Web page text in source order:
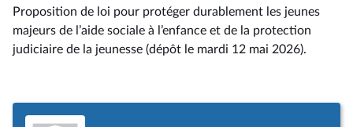
Proposition de loi pour protéger durablement les jeunes
majeurs de l’aide sociale à l’enfance et de la protection
judiciaire de la jeunesse (dépôt le mardi 12 mai 2026).